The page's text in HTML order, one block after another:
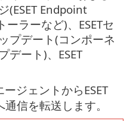
(ESET Endpoint
ラーなど)、ESETセ
プデート(コンポーネ
デート)、ESET
ジェントからESET
信を転送します。